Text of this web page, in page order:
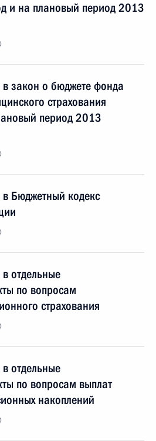
и на плановый период 2013
закон о бюджете фонда
страхования
период 2013
Бюджетный кодекс
отдельные
по вопросам
страхования
отдельные
по вопросам выплат
накоплений